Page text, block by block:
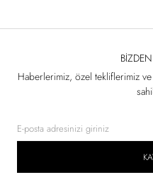
Haberlerimiz, özel tekliflerimiz